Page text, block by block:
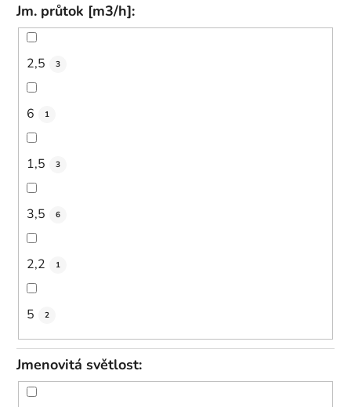
Jm. průtok [m3/h]:
2,5 3
6 1
1,5 3
3,5 6
2,2 1
5 2
Jmenovitá světlost: